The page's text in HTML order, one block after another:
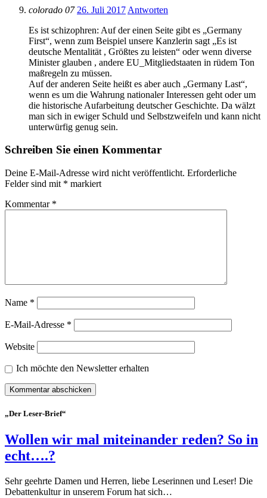
colorado 07 26. Juli 2017 Antworten
Es ist schizophren: Auf der einen Seite gibt es „Germany
First“, wenn zum Beispiel unsere Kanzlerin sagt „Es ist
deutsche Mentalität , Größtes zu leisten“ oder wenn diverse
Minister glauben , andere EU_Mitgliedstaaten in rüdem Ton
maßregeln zu müssen.
Auf der anderen Seite heißt es aber auch „Germany Last“,
wenn es um die Wahrung nationaler Interessen geht oder um
die historische Aufarbeitung deutscher Geschichte. Da wälzt
man sich in ewiger Schuld und Selbstzweifeln und kann nicht
unterwürfig genug sein.
Schreiben Sie einen Kommentar
Deine E-Mail-Adresse wird nicht veröffentlicht. Erforderliche
Felder sind mit * markiert
Kommentar *
Name *
E-Mail-Adresse *
Website
Ich möchte den Newsletter erhalten
„Der Leser-Brief“
Wollen wir mal miteinander reden? So in
echt….?
Sehr geehrte Damen und Herren, liebe Leserinnen und Leser! Die
Debattenkultur in unserem Forum hat sich…